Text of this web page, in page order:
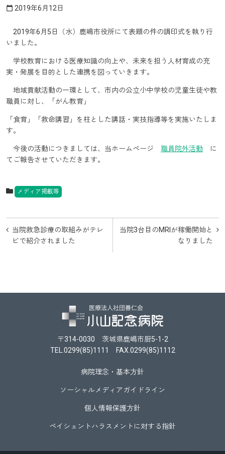
calendar_today 2019年6月12日
2019年6月5日（水）鹿嶋市役所にて表題の件の調印式を執り行
いました。
学校教育における医療知識の向上や、未来を担う人材育成の充
実・発展を目的とした連携を図っていきます。
地域貢献活動の一環として、市内の公立小中学校の児童生徒や教
職員に対し、「がん教育」
「食育」「救命講習」を柱とした講話・実技指導等を実施いたしま
す。
今後の活動につきましては、当ホームページ 職員院外活動 に
てご報告させていただきます。
メディア掲載等
投
稿
ゲ
当院救急診療の取組みがテレ
ビで紹介されました
当院3台目のMRIが稼働開始と
なりました
〒314-0030 茨城県鹿嶋市厨5-1-2
TEL.0299(85)1111 FAX.0299(85)1112
病院理念・基本方針
ソーシャルメディアガイドライン
個人情報保護方針
ペイシェントハラスメントに対する指針